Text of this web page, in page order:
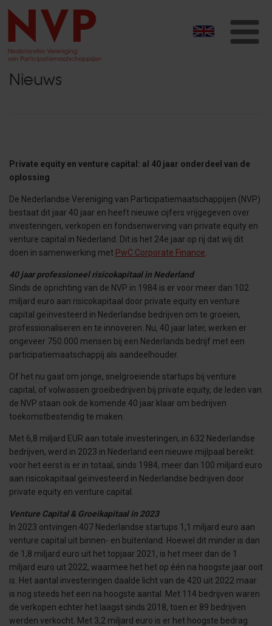
Nieuws
Private equity en venture capital: al 40 jaar onderdeel van de
oplossing
De Nederlandse Vereniging van Participatiemaatschappijen (NVP)
bestaat dit jaar 40 jaar en heeft nieuwe cijfers vrijgegeven over
investeringen, verkopen en fondsenwerving van private equity en
venture capital in Nederland. Dit is het 24e jaar op rij dat wij dit
doen in samenwerking met PwC Corporate Finance
40 jaar professioneel risicokapitaal in Nederland
Sinds de oprichting van de NVP in 1984 is er voor meer dan 102
miljard euro aan risicokapitaal door private equity en venture
capital geïnvesteerd in Nederlandse bedrijven om te groeien,
professionaliseren en te innoveren. Nu, 40 jaar later, werken er
ongeveer 750.000 mensen bij een Nederlands bedrijf met een
participatiemaatschappij als aandeelhouder.
Of het nu gaat om jonge, snelgroeiende startups bij venture
capital, of volwassen groeibedrijven bij private equity, de leden van
de NVP staan ook de komende 40 jaar klaar om bedrijven
toekomstbestendig te maken.
Met 6,8 miljard EUR aan totale investeringen, in 632 Nederlandse
bedrijven, werd in 2023 in Nederland een nieuwe mijlpaal bereikt:
voor het eerst is er in totaal, sinds 1984, meer dan 100 miljard euro
aan risicokapitaal geïnvesteerd in Nederlandse bedrijven door
private equity en venture capital.
Venture Capital & Groeikapitaal in 2023
In 2023 ontvingen 407 Nederlandse startups 1,1 miljard euro aan
venture capital uit binnen- en buitenland. Hoewel dit minder is dan
de 1,8 miljard euro uit het topjaar 2021, is het meer dan de 1
miljard euro uit 2022, waarmee het het op één na hoogste jaar ooit
is. Het aantal investeringen daalde licht van de 420 uit 2022 maar
is nog steeds het een na hoogste aantal. Met 114 bedrijven waren
de verkopen echter het laagst sinds 2018, toen er 89 bedrijven
werden verkocht. Met 3,2 miljard euro is er het hoogste bedrag